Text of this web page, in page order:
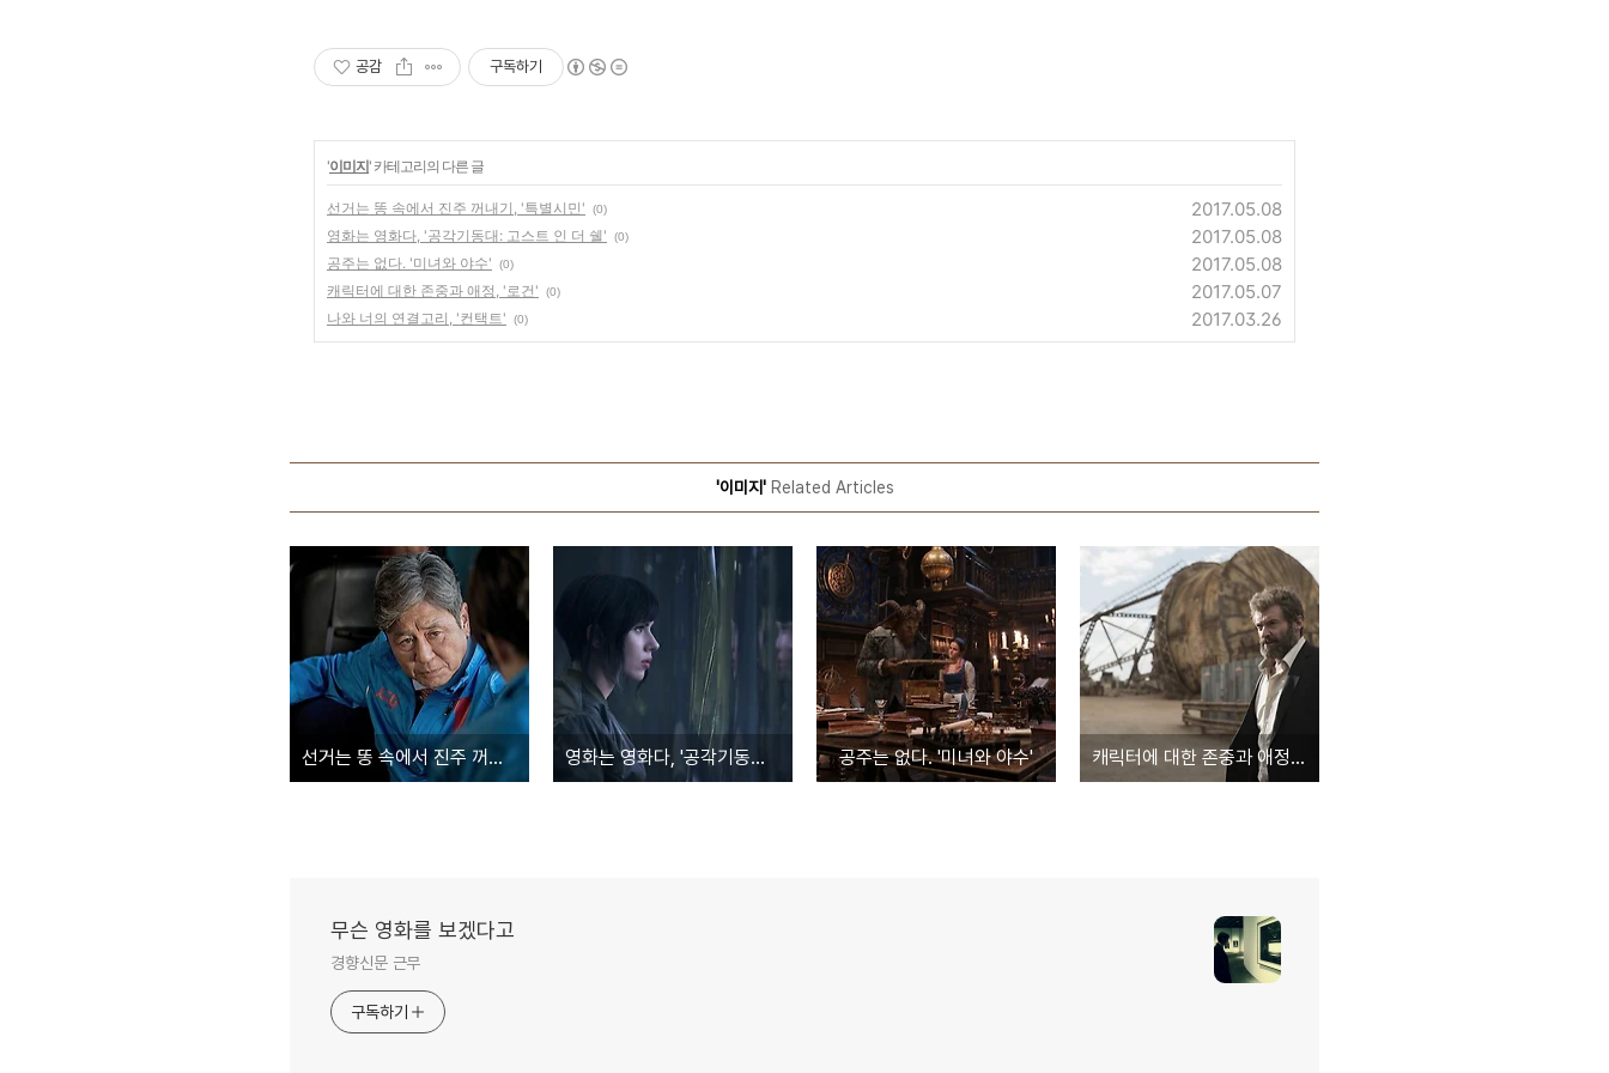
공감 구독하기
'이미지' 카테고리의 다른 글
선거는 똥 속에서 진주 꺼내기, '특별시민' (0) 2017.05.08
영화는 영화다, '공각기동대: 고스트 인 더 쉘' (0) 2017.05.08
공주는 없다. '미녀와 야수' (0) 2017.05.08
캐릭터에 대한 존중과 애정, '로건' (0) 2017.05.07
나와 너의 연결고리, '컨택트' (0) 2017.03.26
'이미지'Related Articles
선거는 똥 속에서 진주 꺼내기, '특별시민' 영화는 영화다, '공각기동대: 고스트 인 더 쉘' 공주는 없다. '미녀와 야수' 캐릭터에 대한 존중과 애정, '로건'
무슨 영화를 보겠다고
경향신문 근무
구독하기